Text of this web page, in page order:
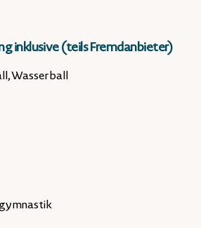
inklusive (teils Fremdanbieter)
Wasserball